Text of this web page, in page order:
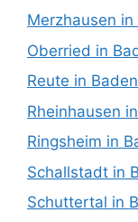
Merzhausen
Oberried in
Reute in
Rheinhausen
Ringsheim in
Schallstadt in
Schuttertal in